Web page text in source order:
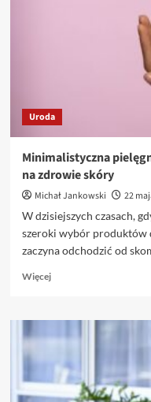
Uroda
Minimalistyczna
na zdrowie skóry
Michał Jankowski
22
W dzisiejszych czasach,
szeroki wybór produktów
zaczyna odchodzić od
WięcejDowiedz
o
skóry:
rzeczywisty
wpływ